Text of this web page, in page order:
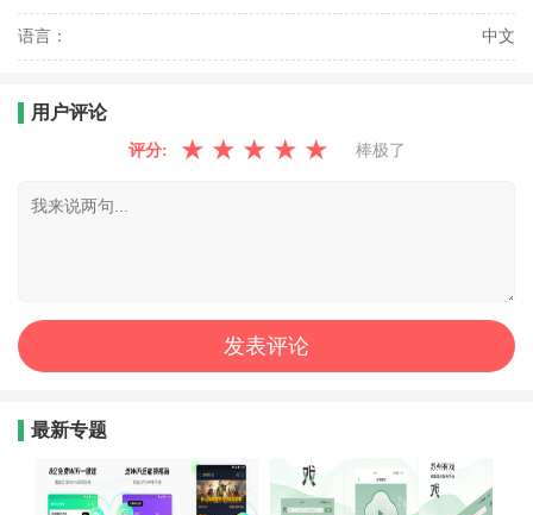
语言： 中文
用户评论
评分: ★ ★ ★ ★ ★ 棒极了
最新专题